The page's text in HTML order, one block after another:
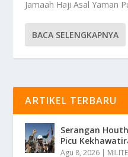
Jamaah Haji Asal Yaman
BACA SELENGKAPNYA
ARTIKEL TERBARU
Serangan
Picu
Agu 8, 2026 |